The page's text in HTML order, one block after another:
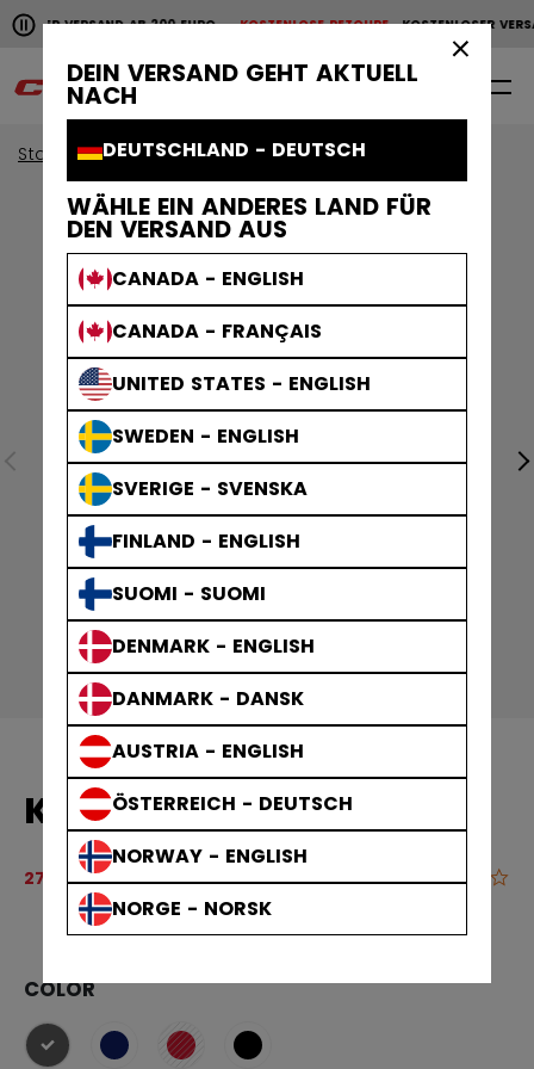
DEIN VERSAND GEHT AKTUELL
NACH
DEUTSCHLAND - DEUTSCH
WÄHLE EIN ANDERES LAND FÜR
DEN VERSAND AUS
CANADA - ENGLISH
CANADA - FRANÇAIS
UNITED STATES - ENGLISH
SWEDEN - ENGLISH
SVERIGE - SVENSKA
FINLAND - ENGLISH
SUOMI - SUOMI
DENMARK - ENGLISH
DANMARK - DANSK
AUSTRIA - ENGLISH
ÖSTERREICH - DEUTSCH
NORWAY - ENGLISH
NORGE - NORSK
Horizontale Bildlaufanimation anhalten.
VERSAND AB 200 EUROKOSTENLOSE RETOURE KOSTENLOSER
KOSTENLOSER VERSAND AB 200 EURO KOSTENLOSE
0
Start Ausverkauf
KINDER-HOODIE
27,45 €Originalpreis vor Rabatt betrug
54,90 € 4 von 5
COLOR
ausgewählt